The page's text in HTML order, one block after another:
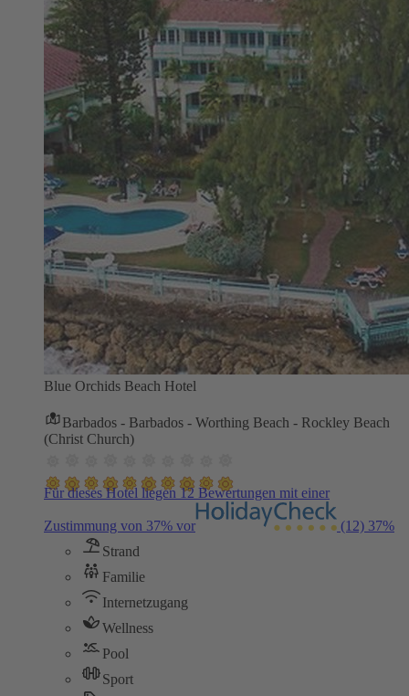
Blue Orchids Beach Hotel
Barbados - Barbados - Worthing Beach - Rockley Beach
(Christ Church)
Für dieses Hotel liegen 12 Bewertungen mit einer
Zustimmung von 37% vor (12) 37%
Strand
Familie
Internetzugang
Wellness
Pool
Sport